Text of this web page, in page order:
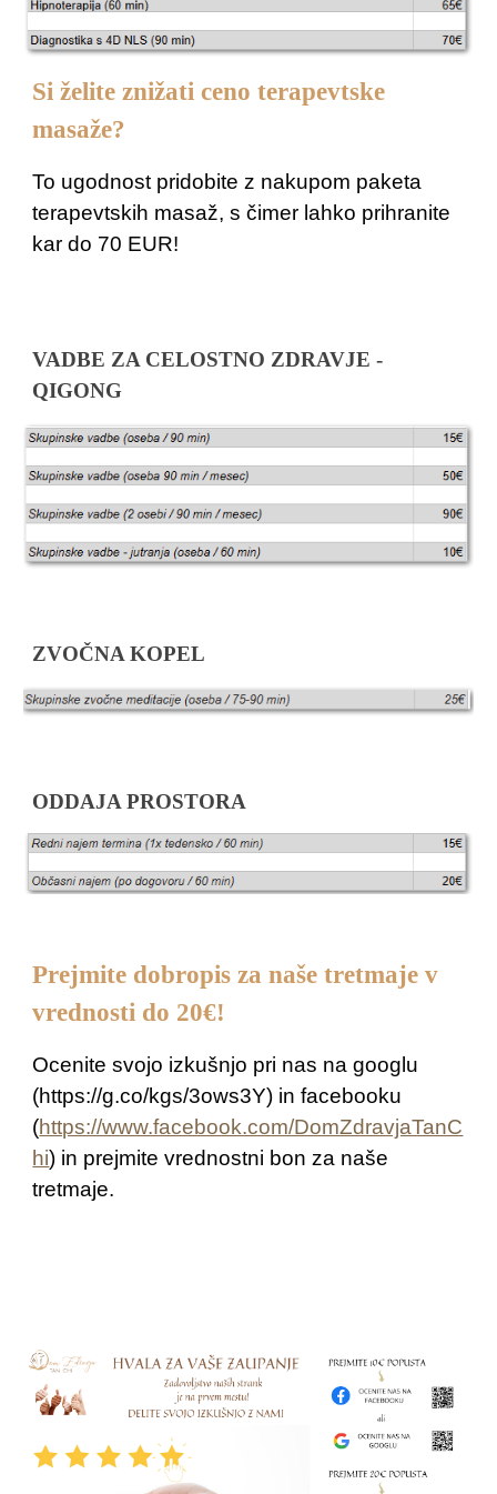
Si želite znižati ceno terapevtske
masaže?
To ugodnost pridobite z nakupom paketa
terapevtskih masaž, s čimer lahko prihranite
kar do 70 EUR!
VADBE ZA CELOSTNO ZDRAVJE -
QIGONG
ZVOČNA KOPEL
ODDAJA PROSTORA
Prejmite dobropis za naše tretmaje v
vrednosti do 20€!
Ocenite svojo izkušnjo pri nas na googlu
(https://g.co/kgs/3ows3Y) in facebooku
(https://www.facebook.com/DomZdravjaTanC
hi) in prejmite vrednostni bon za naše
tretmaje.